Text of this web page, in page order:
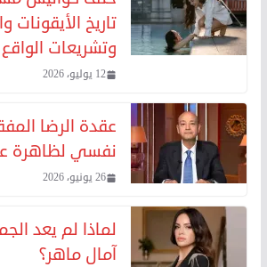
تاريخ الأيقونات
وتشريعات الواقع
12 يوليو، 2026
عقدة الرضا
نفسي لظاهرة
26 يونيو، 2026
لماذا لم يعد
آمال ماهر؟